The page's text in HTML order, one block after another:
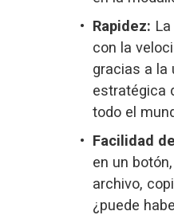
Rapidez:
con la
gracias a la
estratégica
todo el
Facilidad
en un
archivo,
¿puede